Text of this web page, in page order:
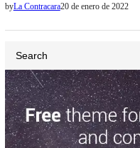
el atentado a la AMIA, a la
rechazó…
byLa Contracara20 de enero de 2022